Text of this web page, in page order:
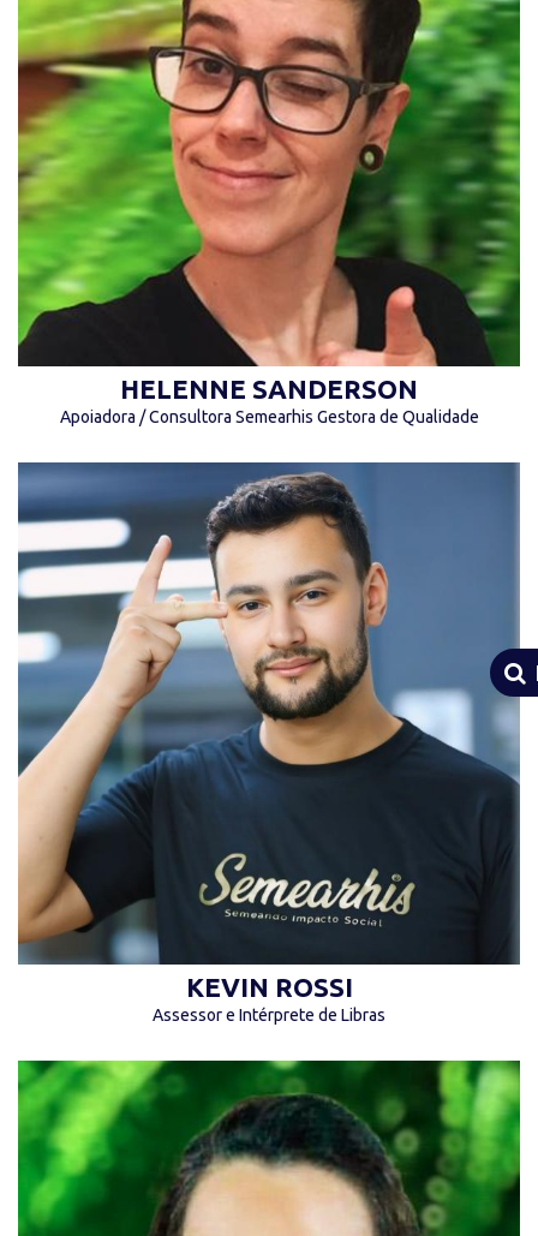
“Nada sobre Nós sem Nós.” (ONU)
HELENNE SANDERSON
Apoiadora / Consultora Semearhis Gestora de Qualidade
“Sim, o passado pode machucar. Mas, do modo
como vejo, você pode fugir dele ou aprender
com ele.” (Disney)
KEVIN ROSSI
Assessor e Intérprete de Libras